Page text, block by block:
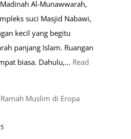
Al-Munawwarah,
suci Masjid Nabawi,
kecil yang begitu
panjang Islam. Ruangan
biasa. Dahulu,… Read
Muslim di Eropa